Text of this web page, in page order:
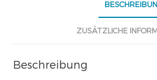
ZUSÄTZLICHE
Beschreibung